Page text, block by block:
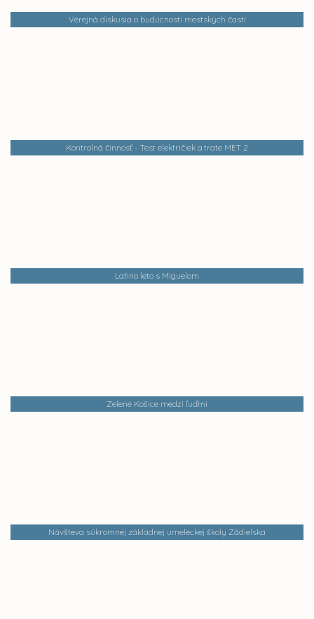
Verejná diskusia o budúcnosti mestských častí
Kontrolná činnosť - Test električiek a trate MET 2
Latino leto s Miguelom
Zelené Košice medzi ľuďmi
Návšteva súkromnej základnej umeleckej školy Zádielska